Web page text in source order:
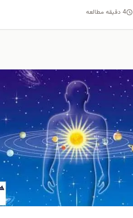
4 دقیقه مطالعه